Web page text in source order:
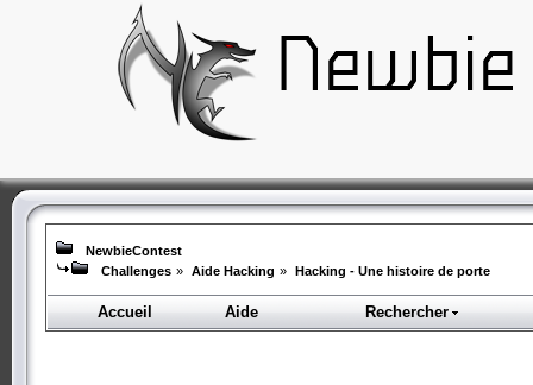
NewbieContest
Challenges » Aide Hacking » Hacking - Une histoire de porte
Accueil Aide Rechercher